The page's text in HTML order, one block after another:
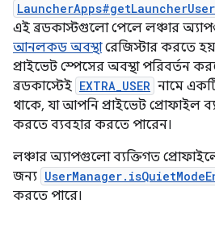
এই ব্রডকাস্টগুলো পেলে লঞ্চার
আনলকড অবস্থারেজিস্টার করতে
প্রাইভেট স্পেসের অবস্থা পরিবর্তন
ব্রডকাস্টেই EXTRA_USER নামে
থাকে, যা আপনি প্রাইভেট প্রোফাইল
করতে ব্যবহার করতে পারেন।
লঞ্চার অ্যাপগুলো ব্যক্তিগত
জন্য
করতে পারে।